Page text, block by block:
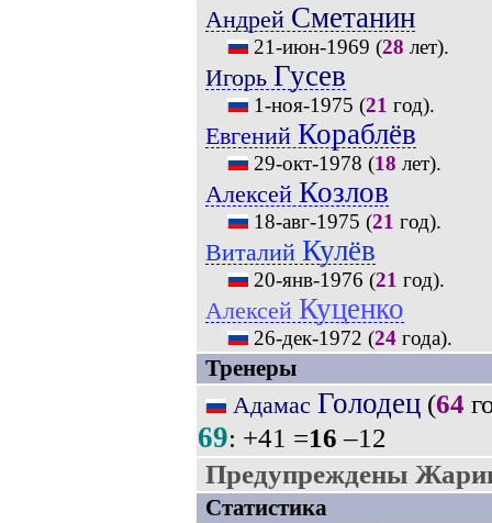
Андрей Сметанин
21-июн-1969 (28 лет).
Игорь Гусев
1-ноя-1975 (21 год).
Евгений Кораблёв
29-окт-1978 (18 лет).
Алексей Козлов
18-авг-1975 (21 год).
Виталий Кулёв
20-янв-1976 (21 год).
Алексей Куценко
26-дек-1972 (24года).
Тренеры
Адамас Голодец(64
69: +41 =16 –12
Предупреждены
Статистика